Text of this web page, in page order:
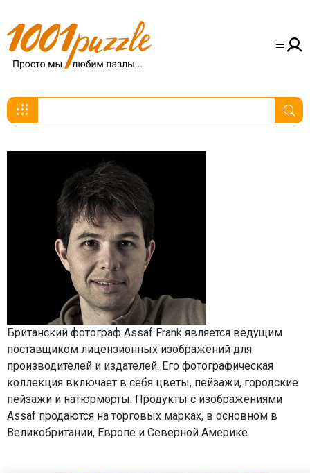
Британский фотограф Assaf Frank является ведущим
поставщиком лицензионных изображений для
производителей и издателей. Его фотографическая
коллекция включает в себя цветы, пейзажи, городские
пейзажи и натюрморты. Продукты с изображениями
Assaf продаются на торговых марках, в основном в
Великобритании, Европе и Северной Америке.